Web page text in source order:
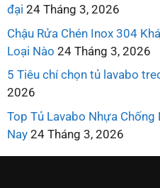
đại 24 Tháng 3, 2026
Chậu Rửa Chén Inox 304
Loại Nào 24 Tháng 3, 2026
5 Tiêu chí chọn tủ lavabo
2026
Top Tủ Lavabo Nhựa
Nay 24 Tháng 3, 2026